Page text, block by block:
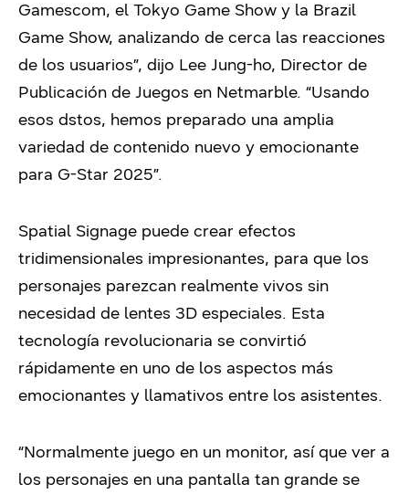
Gamescom, el Tokyo Game Show y la Brazil
Game Show, analizando de cerca las reacciones
de los usuarios”, dijo Lee Jung-ho, Director de
Publicación de Juegos en Netmarble. “Usando
esos dstos, hemos preparado una amplia
variedad de contenido nuevo y emocionante
para G-Star 2025”.
Spatial Signage puede crear efectos
tridimensionales impresionantes, para que los
personajes parezcan realmente vivos sin
necesidad de lentes 3D especiales. Esta
tecnología revolucionaria se convirtió
rápidamente en uno de los aspectos más
emocionantes y llamativos entre los asistentes.
“Normalmente juego en un monitor, así que ver a
los personajes en una pantalla tan grande se